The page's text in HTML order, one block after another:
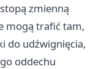
zmienną
mogą trafić tam,
do udźwignięcia,
oddechu